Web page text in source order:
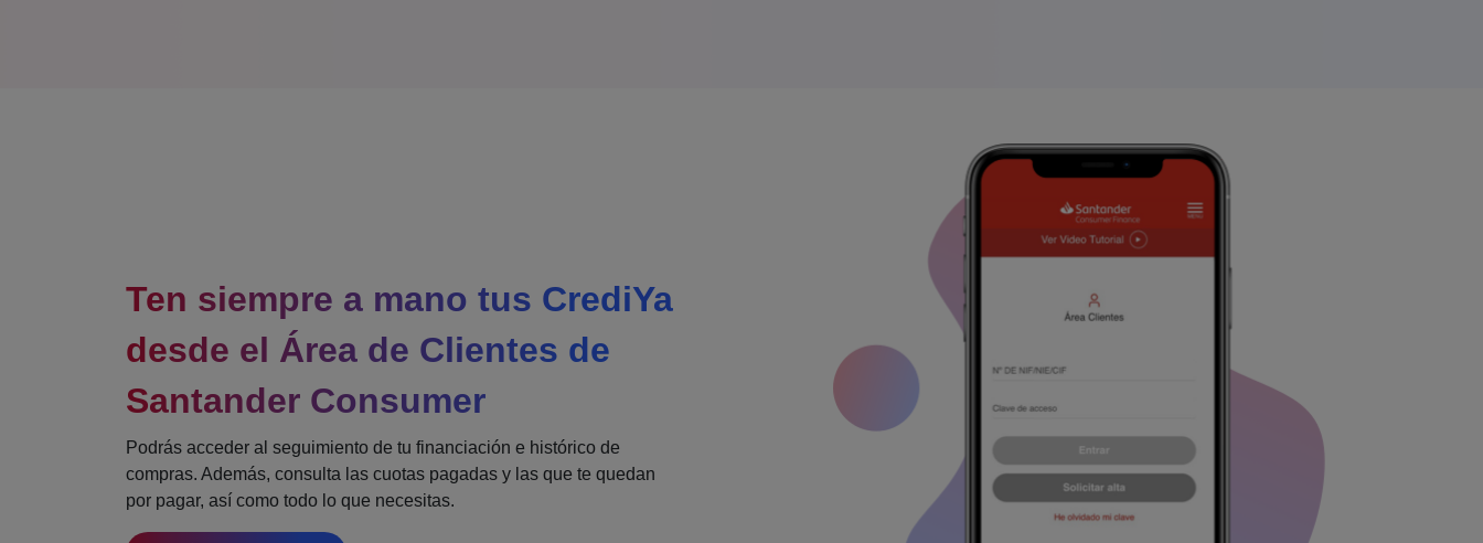
Ten siempre a mano tus CrediYa
desde el Área de Clientes de
Santander Consumer
Podrás acceder al seguimiento de tu financiación e histórico de
compras. Además, consulta las cuotas pagadas y las que te quedan
por pagar, así como todo lo que necesitas.